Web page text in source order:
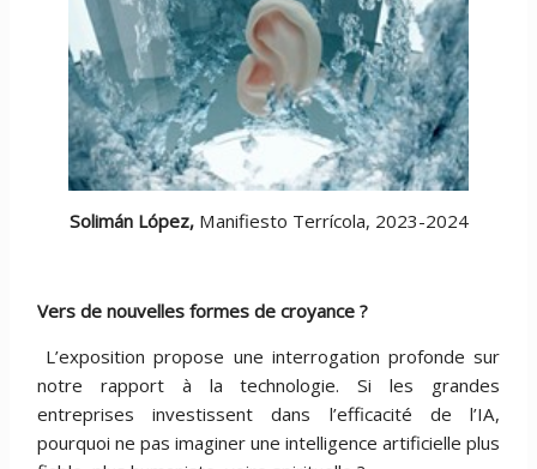
Solimán López, Manifiesto Terrícola, 2023-2024
Vers de nouvelles formes de croyance ?
L’exposition propose une interrogation profonde sur
notre rapport à la technologie. Si les grandes
entreprises investissent dans l’efficacité de l’IA,
pourquoi ne pas imaginer une intelligence artificielle plus